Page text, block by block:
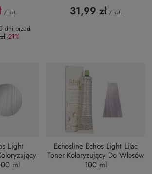
/ szt.
dni przed
-21%
31,99 zł / szt.
Light
ml
Echosline Echos Light Lilac
Toner Koloryzujący Do Włosów
100 ml